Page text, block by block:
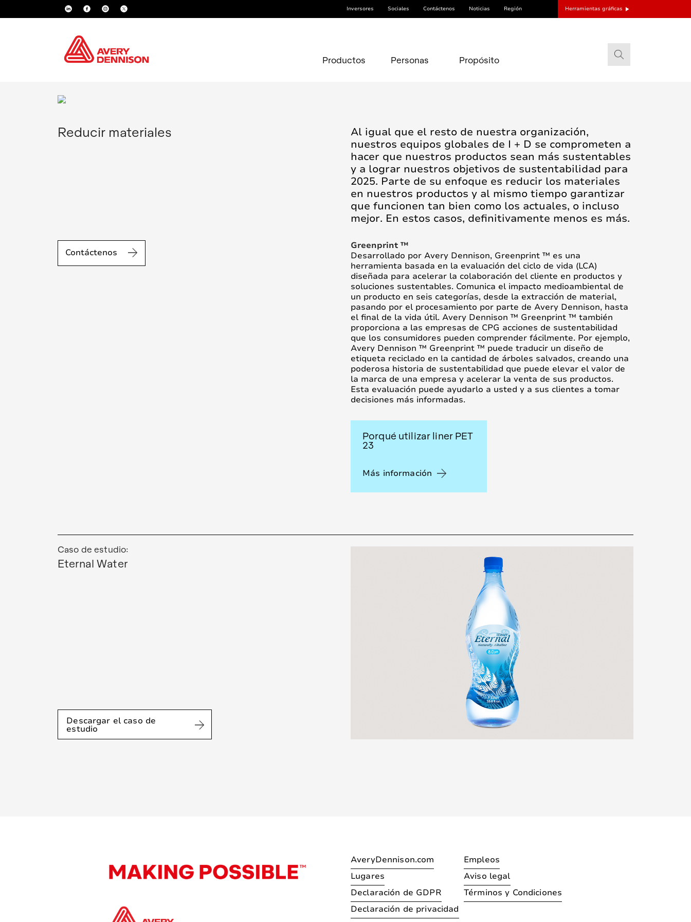
Inversores Sociales Contáctenos Noticias Región Herramientas gráficas
Productos Personas Propósito
Reducir materiales
Al igual que el resto de nuestra organización,
nuestros equipos globales de I + D se comprometen a
hacer que nuestros productos sean más sustentables
y a lograr nuestros objetivos de sustentabilidad para
2025. Parte de su enfoque es reducir los materiales
en nuestros productos y al mismo tiempo garantizar
que funcionen tan bien como los actuales, o incluso
mejor. En estos casos, definitivamente menos es más.
Contáctenos
Greenprint ™
Desarrollado por Avery Dennison, Greenprint ™ es una
herramienta basada en la evaluación del ciclo de vida (LCA)
diseñada para acelerar la colaboración del cliente en productos y
soluciones sustentables. Comunica el impacto medioambiental de
un producto en seis categorías, desde la extracción de material,
pasando por el procesamiento por parte de Avery Dennison, hasta
el final de la vida útil. Avery Dennison ™ Greenprint ™ también
proporciona a las empresas de CPG acciones de sustentabilidad
que los consumidores pueden comprender fácilmente. Por ejemplo,
Avery Dennison ™ Greenprint ™ puede traducir un diseño de
etiqueta reciclado en la cantidad de árboles salvados, creando una
poderosa historia de sustentabilidad que puede elevar el valor de
la marca de una empresa y acelerar la venta de sus productos.
Esta evaluación puede ayudarlo a usted y a sus clientes a tomar
decisiones más informadas.
Porqué utilizar liner PET
23
Más información
Caso de estudio:
Eternal Water
Descargar el caso de
estudio
AveryDennison.com
Empleos
Lugares
Aviso legal
Declaración de GDPR
Términos y Condiciones
Declaración de privacidad